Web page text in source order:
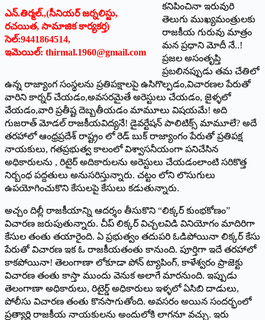
ఎన్.తిర్మల్.,(సీనియర్ జర్నలిస్టు,
రచయిత, సామాజిక కార్యకర్త)
సెల్:9441864514,
ఇమెయిల్: thirmal.1960@gmail.com
కనిపించినా ఇరువురి
తెలుగు ముఖ్యమంత్రులకు
రాజకీయ గురువు మాత్రం
మన ప్రధాని మోదీ నే..!
ప్రజల అసంతృప్తి
ప్రబలినప్పుడు తమ చేతిలో
ఉన్న రాజ్యాంగ సంస్థలను ప్రతిపక్షాలపై ఉసిగొల్పడం,విచారణల పేరుతో
వారిని కార్నర్ చేయడం,అవసరమైతే అరెస్టులు చేయడం, జైళ్ళలో
వేయడం,వారి ప్రతీష్ట దెబ్బతీయడం మామూలు విషయమే! అది
గుజరాత్ మోడల్ రాజకీయవిద్యనే! డైవర్టేషన్ పాలిటిక్స్ మామూలే? అదే
తరహాలో ఆంధ్రప్రదేశ్ రాష్ట్రం లో రెడ్ బుక్ రాజ్యాంగం పేరుతో ప్రతిపక్ష
నాయకులు, గతప్రభుత్వ కాలంలో విశ్వాసనీయంగా పనిచేసిన
అధికారులను , రిటైర్ అదికారులను అరెస్టులు చేయడంలాంటి సరికొత్త
నిర్బంధ పద్దతులు అనుసరిస్తున్నారు. చట్టం లోని లొసుగులు
ఉపయోగించుకొని కేసులపై కేసులు కడుతున్నారు.
అచ్చం దిల్లీ రాజకీయాన్ని ఆదర్శం తీసుకొని “లిక్కర్ కుంభకోణం”
విచారణ జరుపుతున్నారు. చీప్ లిక్కర్ విచ్చలవిడి వినియోగం మాదిరిగా
కేసుల తంతు తయారైంది. ఏ ప్రభుత్వం తదుపరి ఓడిపోయినా లిక్కర్ కేసు
పేరుతో విచారణ ఇక ఓ రాజకీయతంతు కానుంది. పూర్తిగా ఇదే తరహాలో
కాకపోయినా! తెలంగాణా లోకూడా పోన్ ట్యాపింగ్, కాళేశ్వరం ప్రాజెక్టు
విచారణ తంతు కాస్తా ముందు వెనుక అలాగే మారనుంది. ఇప్పుడు
తెలంగాణా అధికారులు, రిటైర్డ్ అధికారులు ఇళ్ళలో ఏసిబి దాడులు,
పోలీసు విచారణ తంతు కొనసాగుతోంది. అవసరం అయిన సందర్భంలో
ప్రత్యార్థి రాజకీయ నాయకులను అందులోకి లాగనూ వచ్చు. ఇరు